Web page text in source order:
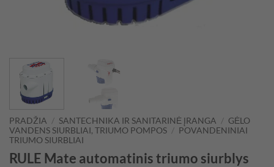
PRADŽIA / SANTECHNIKA IR SANITARINĖ ĮRANGA / GĖLO
VANDENS SIURBLIAI, TRIUMO POMPOS / POVANDENINIAI
TRIUMO SIURBLIAI
RULE Mate automatinis triumo siurblys